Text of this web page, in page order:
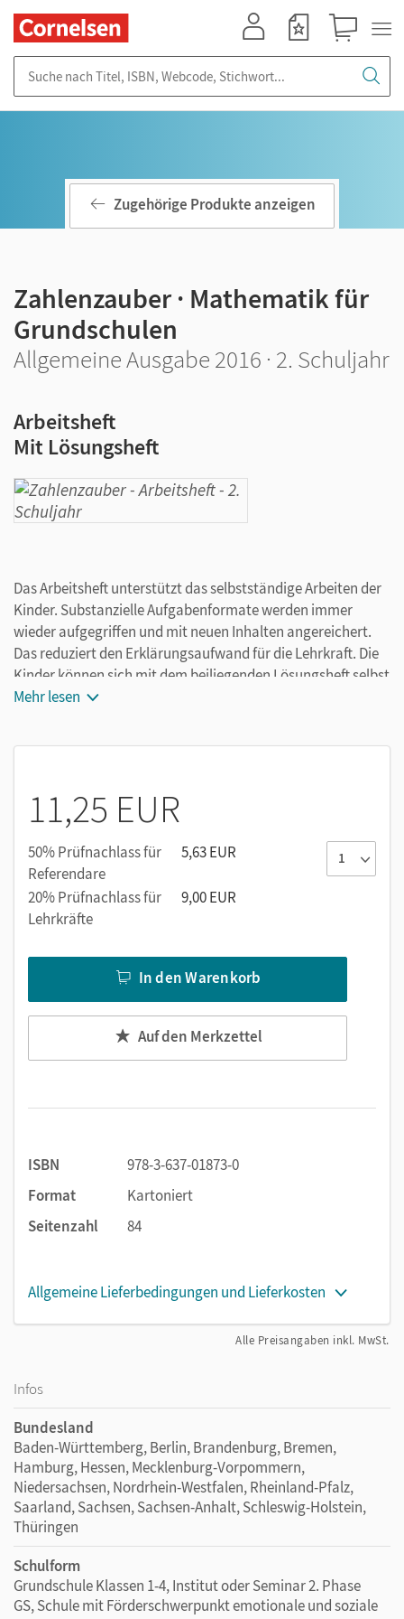
Zugehörige Produkte anzeigen
Zahlenzauber · Mathematik für
Grundschulen
Allgemeine Ausgabe 2016 · 2. Schuljahr
Arbeitsheft
Mit Lösungsheft
Das Arbeitsheft unterstützt das selbstständige Arbeiten der
Kinder. Substanzielle Aufgabenformate werden immer
wieder aufgegriffen und mit neuen Inhalten angereichert.
Das reduziert den Erklärungsaufwand für die Lehrkraft. Die
Kinder können sich mit dem beiliegenden Lösungsheft selbst
kontrollieren - das begrenzt den Korrekturbedarf.
Mehr lesen
11,25 EUR
50% Prüfnachlass für
Referendare
5,63 EUR
20% Prüfnachlass für
Lehrkräfte
9,00 EUR
In den Warenkorb
Auf den Merkzettel
ISBN
978-3-637-01873-0
Format
Kartoniert
Seitenzahl
84
Allgemeine Lieferbedingungen und Lieferkosten
Alle Preisangaben inkl. MwSt.
Infos
Bundesland
Baden-Württemberg, Berlin, Brandenburg, Bremen,
Hamburg, Hessen, Mecklenburg-Vorpommern,
Niedersachsen, Nordrhein-Westfalen, Rheinland-Pfalz,
Saarland, Sachsen, Sachsen-Anhalt, Schleswig-Holstein,
Thüringen
Schulform
Grundschule Klassen 1-4, Institut oder Seminar 2. Phase
GS, Schule mit Förderschwerpunkt emotionale und soziale